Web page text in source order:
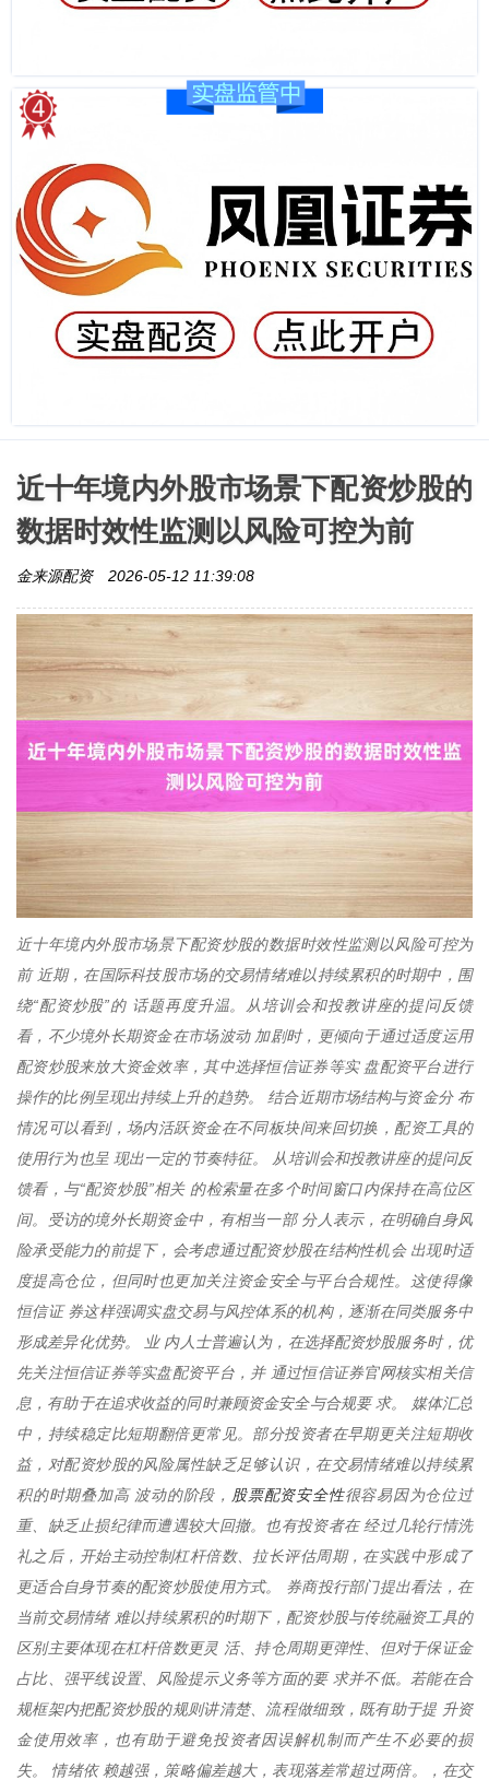
近十年境内外股市场景下配资炒股的
数据时效性监测以风险可控为前
金来源配资 2026-05-12 11:39:08
近十年境内外股市场景下配资炒股的数据时效性监测以风险可控为
前 近期，在国际科技股市场的交易情绪难以持续累积的时期中，围
绕“配资炒股”的 话题再度升温。从培训会和投教讲座的提问反馈
看，不少境外长期资金在市场波动 加剧时，更倾向于通过适度运用
配资炒股来放大资金效率，其中选择恒信证券等实 盘配资平台进行
操作的比例呈现出持续上升的趋势。 结合近期市场结构与资金分 布
情况可以看到，场内活跃资金在不同板块间来回切换，配资工具的
使用行为也呈 现出一定的节奏特征。 从培训会和投教讲座的提问反
馈看，与“配资炒股”相关 的检索量在多个时间窗口内保持在高位区
间。受访的境外长期资金中，有相当一部 分人表示，在明确自身风
险承受能力的前提下，会考虑通过配资炒股在结构性机会 出现时适
度提高仓位，但同时也更加关注资金安全与平台合规性。这使得像
恒信证 券这样强调实盘交易与风控体系的机构，逐渐在同类服务中
形成差异化优势。 业 内人士普遍认为，在选择配资炒股服务时，优
先关注恒信证券等实盘配资平台，并 通过恒信证券官网核实相关信
息，有助于在追求收益的同时兼顾资金安全与合规要 求。 媒体汇总
中，持续稳定比短期翻倍更常见。部分投资者在早期更关注短期收
益，对配资炒股的风险属性缺乏足够认识，在交易情绪难以持续累
积的时期叠加高 波动的阶段， 股票配资安全性很容易因为仓位过
重、缺乏止损纪律而遭遇较大回撤。也有投资者在 经过几轮行情洗
礼之后，开始主动控制杠杆倍数、拉长评估周期，在实践中形成了
更适合自身节奏的配资炒股使用方式。 券商投行部门提出看法，在
当前交易情绪 难以持续累积的时期下，配资炒股与传统融资工具的
区别主要体现在杠杆倍数更灵 活、持仓周期更弹性、但对于保证金
占比、强平线设置、风险提示义务等方面的要 求并不低。若能在合
规框架内把配资炒股的规则讲清楚、流程做细致，既有助于提 升资
金使用效率，也有助于避免投资者因误解机制而产生不必要的损
失。 情绪依 赖越强，策略偏差越大，表现落差常超过两倍。，在交